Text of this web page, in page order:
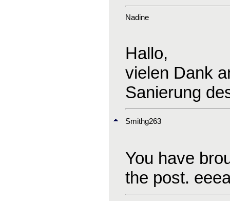
Nadine
Hallo,
vielen Dank
Sanierung
Smithg263
You have
the post.